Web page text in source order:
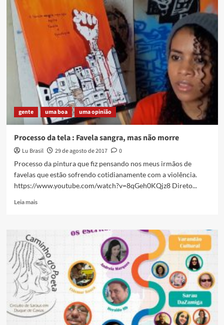
na
Operária
gente uma boa uma opinião
Processo da tela : Favela sangra, mas não morre
Lu Brasil 29 de agosto de 2017
0
Processo da pintura que fiz pensando nos meus irmãos de
favelas que estão sofrendo cotidianamente com a violência.
https://www.youtube.com/watch?v=8qGeh0KQjz8 Direto...
Leia maisRead
da
tela
:
Favela
sangra,
mas
não
morre